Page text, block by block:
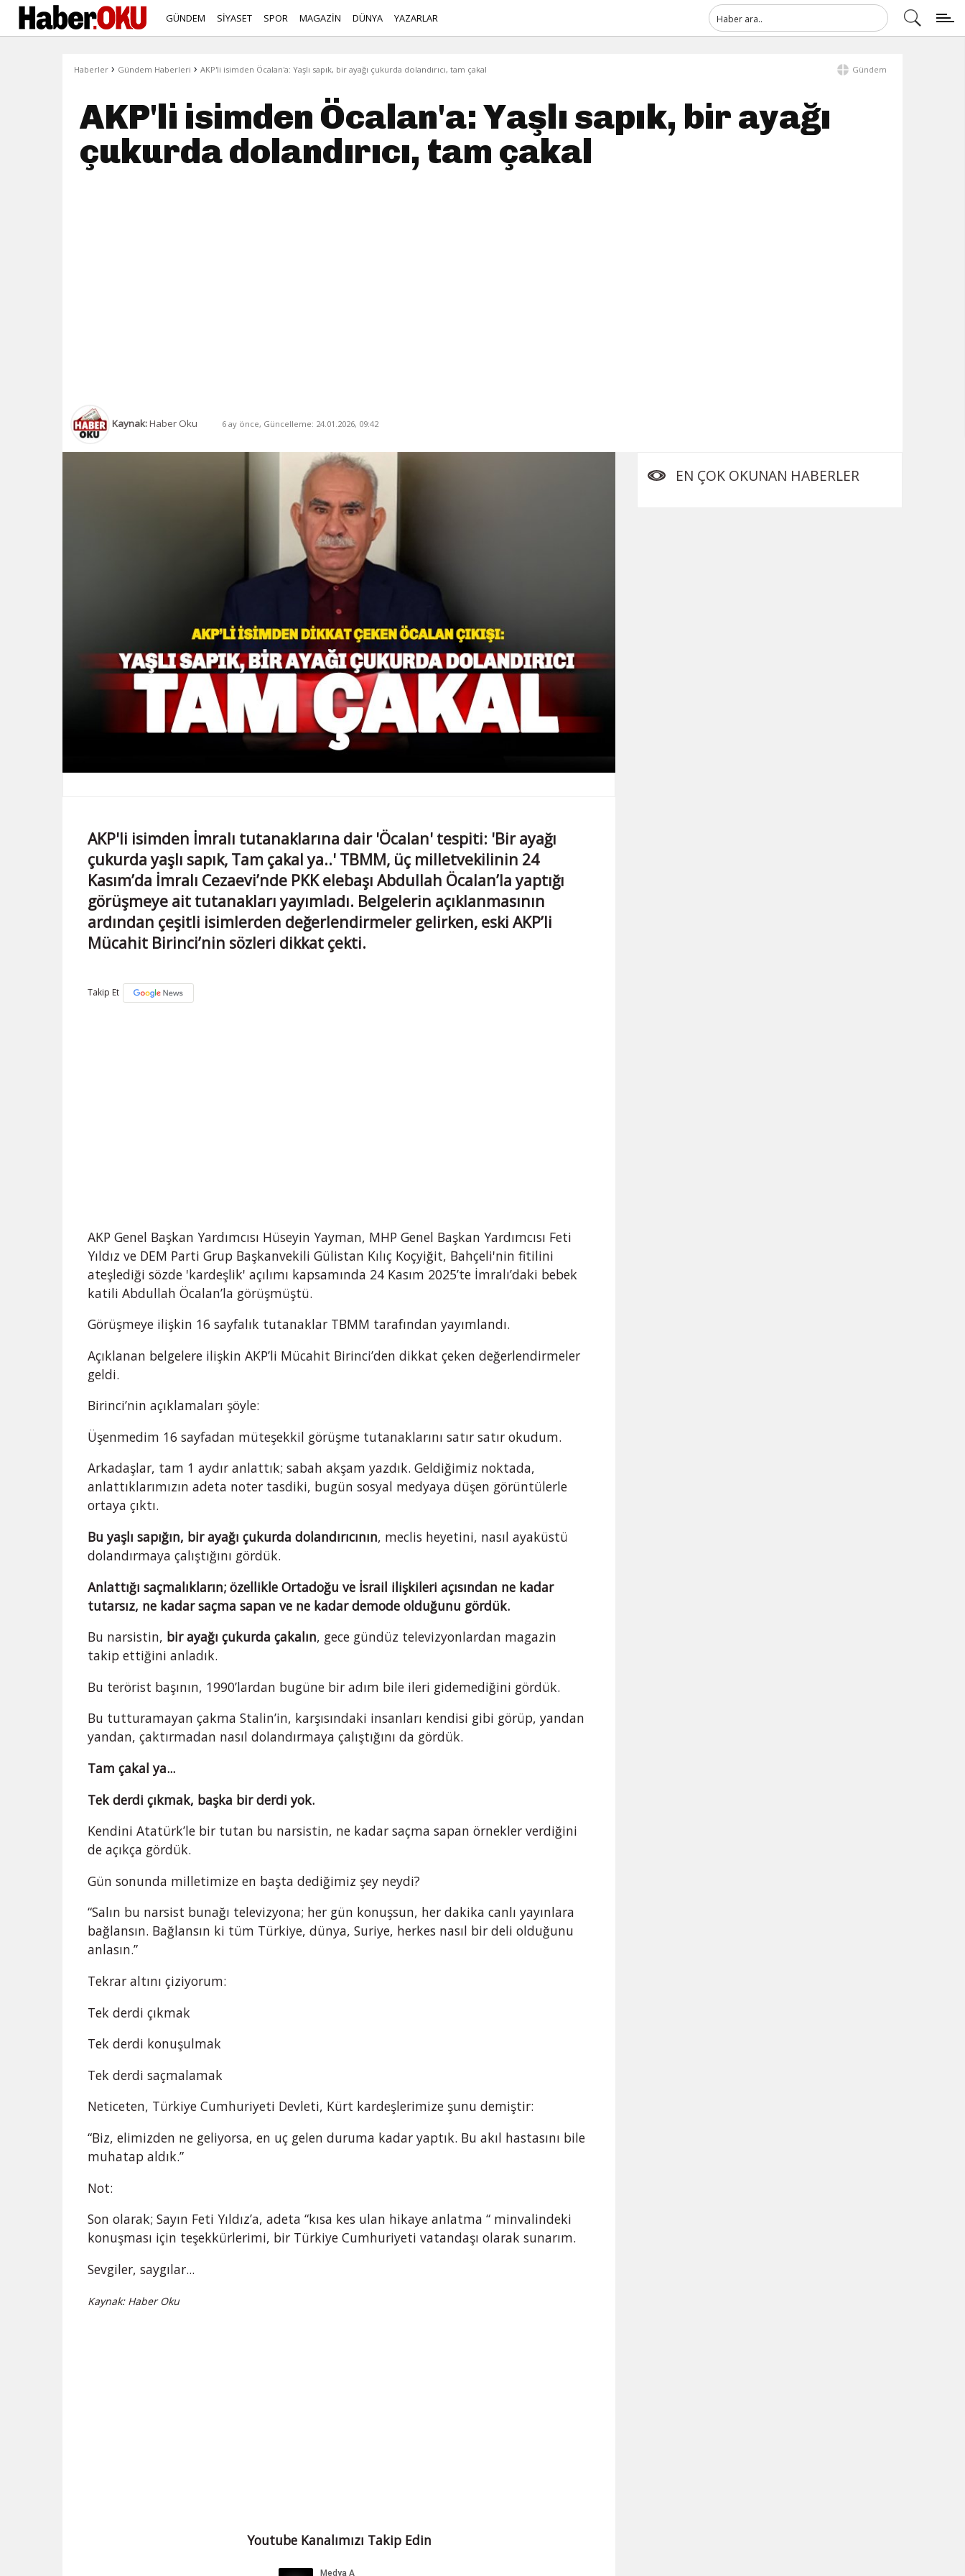
GÜNDEM SİYASET SPOR MAGAZİN DÜNYA YAZARLAR
Haberler › Gündem Haberleri › AKP'li isimden Öcalan'a: Yaşlı sapık, bir ayağı çukurda dolandırıcı, tam çakal Gündem
AKP'li isimden Öcalan'a: Yaşlı sapık, bir ayağı
çukurda dolandırıcı, tam çakal
Kaynak:Haber Oku 6 ay önce, Güncelleme: 24.01.2026, 09:42
AKP'li isimden İmralı tutanaklarına dair 'Öcalan' tespiti: 'Bir ayağı
çukurda yaşlı sapık, Tam çakal ya..' TBMM, üç milletvekilinin 24
Kasım’da İmralı Cezaevi’nde PKK elebaşı Abdullah Öcalan’la yaptığı
görüşmeye ait tutanakları yayımladı. Belgelerin açıklanmasının
ardından çeşitli isimlerden değerlendirmeler gelirken, eski AKP’li
Mücahit Birinci’nin sözleri dikkat çekti.
Takip Et
AKP Genel Başkan Yardımcısı Hüseyin Yayman, MHP Genel Başkan Yardımcısı Feti
Yıldız ve DEM Parti Grup Başkanvekili Gülistan Kılıç Koçyiğit, Bahçeli'nin fitilini
ateşlediği sözde 'kardeşlik' açılımı kapsamında 24 Kasım 2025’te İmralı’daki bebek
katili Abdullah Öcalan’la görüşmüştü.
Görüşmeye ilişkin 16 sayfalık tutanaklar TBMM tarafından yayımlandı.
Açıklanan belgelere ilişkin AKP’li Mücahit Birinci’den dikkat çeken değerlendirmeler
geldi.
Birinci’nin açıklamaları şöyle:
Üşenmedim 16 sayfadan müteşekkil görüşme tutanaklarını satır satır okudum.
Arkadaşlar, tam 1 aydır anlattık; sabah akşam yazdık. Geldiğimiz noktada,
anlattıklarımızın adeta noter tasdiki, bugün sosyal medyaya düşen görüntülerle
ortaya çıktı.
Bu yaşlı sapığın, bir ayağı çukurda dolandırıcının, meclis heyetini, nasıl ayaküstü
dolandırmaya çalıştığını gördük.
Anlattığı saçmalıkların; özellikle Ortadoğu ve İsrail ilişkileri açısından ne kadar
tutarsız, ne kadar saçma sapan ve ne kadar demode olduğunu gördük.
Bu narsistin, bir ayağı çukurda çakalın, gece gündüz televizyonlardan magazin
takip ettiğini anladık.
Bu terörist başının, 1990’lardan bugüne bir adım bile ileri gidemediğini gördük.
Bu tutturamayan çakma Stalin’in, karşısındaki insanları kendisi gibi görüp, yandan
yandan, çaktırmadan nasıl dolandırmaya çalıştığını da gördük.
Tam çakal ya...
Tek derdi çıkmak, başka bir derdi yok.
Kendini Atatürk’le bir tutan bu narsistin, ne kadar saçma sapan örnekler verdiğini
de açıkça gördük.
Gün sonunda milletimize en başta dediğimiz şey neydi?
“Salın bu narsist bunağı televizyona; her gün konuşsun, her dakika canlı yayınlara
bağlansın. Bağlansın ki tüm Türkiye, dünya, Suriye, herkes nasıl bir deli olduğunu
anlasın.”
Tekrar altını çiziyorum:
Tek derdi çıkmak
Tek derdi konuşulmak
Tek derdi saçmalamak
Neticeten, Türkiye Cumhuriyeti Devleti, Kürt kardeşlerimize şunu demiştir:
“Biz, elimizden ne geliyorsa, en uç gelen duruma kadar yaptık. Bu akıl hastasını bile
muhatap aldık.”
Not:
Son olarak; Sayın Feti Yıldız’a, adeta “kısa kes ulan hikaye anlatma “ minvalindeki
konuşması için teşekkürlerimi, bir Türkiye Cumhuriyeti vatandaşı olarak sunarım.
Sevgiler, saygılar...
Kaynak: Haber Oku
Youtube Kanalımızı Takip Edin
EN ÇOK OKUNAN HABERLER